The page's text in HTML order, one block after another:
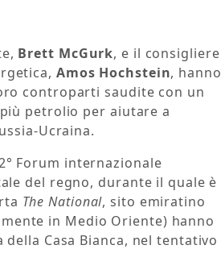
Brett McGurk, e il consigliere
Amos Hochstein, hanno
controparti saudite con un
petrolio per aiutare a
Ucraina.
Forum internazionale
del regno, durante il quale è
The National, sito emiratino
in Medio Oriente) hanno
Casa Bianca, nel tentativo